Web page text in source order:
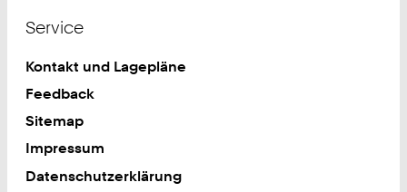
Service
Kontakt und Lagepläne
Feedback
Sitemap
Impressum
Datenschutzerklärung